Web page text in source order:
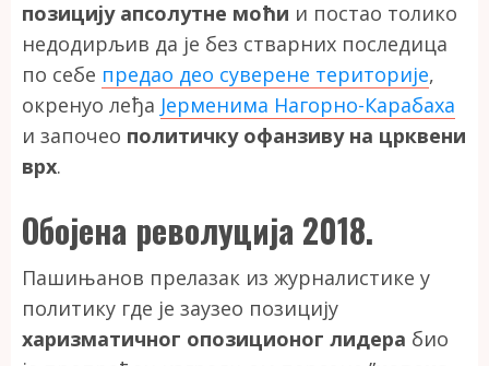
позицију апсолутне моћи и постао толико
недодирљив да је без стварних последица
по себе предао део суверене територије,
окренуо леђа Јерменима Нагорно-Карабаха
и започео политичку офанзиву на црквени
врх.
Обојена револуција 2018.
Пашињанов прелазак из журналистике у
политику где је заузео позицију
харизматичног опозиционог лидера био